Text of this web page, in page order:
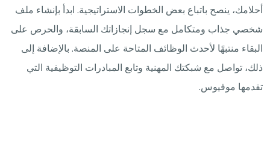
أحلامك، ينصح باتباع بعض الخطوات الاستراتيجية. ابدأ بإنشاء ملف
شخصي جذاب ومتكامل مع سجل إنجازاتك السابقة، والحرص على
البقاء منتبهًا لأحدث الوظائف المتاحة على المنصة. بالإضافة إلى
ذلك، تواصل مع شبكتك المهنية وتابع المبادرات التوظيفية التي
تقدمها موفيوس.